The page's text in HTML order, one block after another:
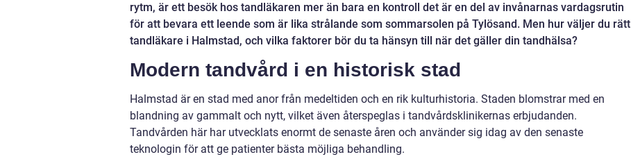
rytm, är ett besök hos tandläkaren mer än bara en kontroll det är en del av invånarnas vardagsrutin
för att bevara ett leende som är lika strålande som sommarsolen på Tylösand. Men hur väljer du rätt
tandläkare i Halmstad, och vilka faktorer bör du ta hänsyn till när det gäller din tandhälsa?
Modern tandvård i en historisk stad
Halmstad är en stad med anor från medeltiden och en rik kulturhistoria. Staden blomstrar med en
blandning av gammalt och nytt, vilket även återspeglas i tandvårdsklinikernas erbjudanden.
Tandvården här har utvecklats enormt de senaste åren och använder sig idag av den senaste
teknologin för att ge patienter bästa möjliga behandling.